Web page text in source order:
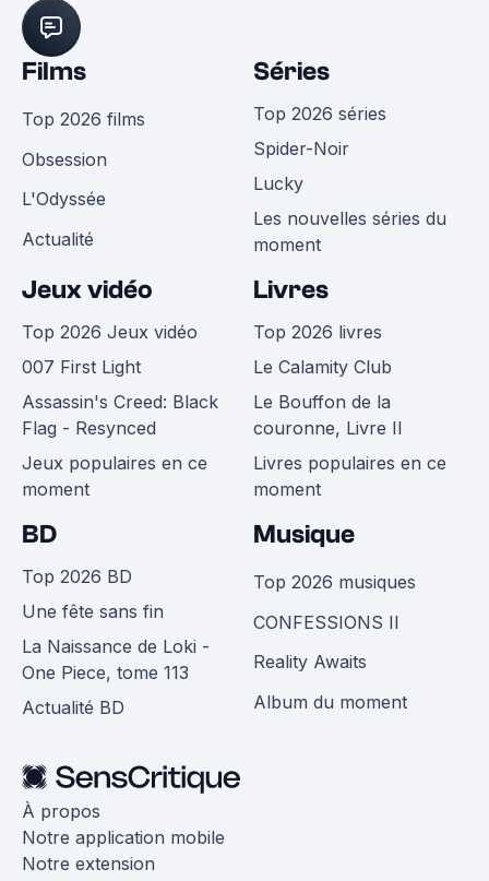
Films
Top 2026 films
Obsession
L'Odyssée
Actualité
Séries
Top 2026 séries
Spider-Noir
Lucky
Les nouvelles séries du
moment
Jeux vidéo
Top 2026 Jeux vidéo
007 First Light
Assassin's Creed: Black
Flag - Resynced
Jeux populaires en ce
moment
Livres
Top 2026 livres
Le Calamity Club
Le Bouffon de la
couronne, Livre II
Livres populaires en ce
moment
BD
Top 2026 BD
Une fête sans fin
La Naissance de Loki -
One Piece, tome 113
Actualité BD
Musique
Top 2026 musiques
CONFESSIONS II
Reality Awaits
Album du moment
À propos
Notre application mobile
Notre extension